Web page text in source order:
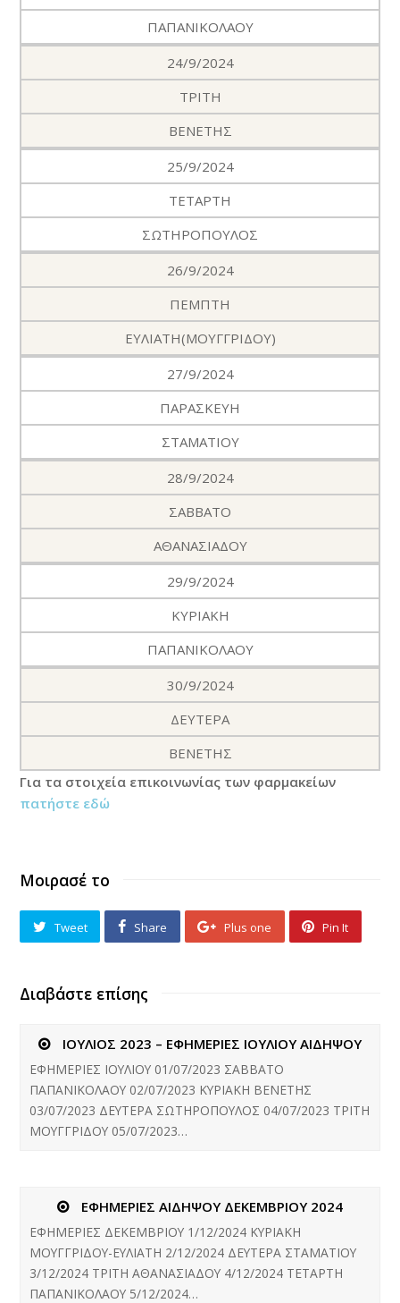
ΠΑΠΑΝΙΚΟΛΑΟΥ
24/9/2024
ΤΡΙΤΗ
ΒΕΝΕΤΗΣ
25/9/2024
ΤΕΤΑΡΤΗ
ΣΩΤΗΡΟΠΟΥΛΟΣ
26/9/2024
ΠΕΜΠΤΗ
ΕΥΛΙΑΤΗ(ΜΟΥΓΓΡΙΔΟΥ)
27/9/2024
ΠΑΡΑΣΚΕΥΗ
ΣΤΑΜΑΤΙΟΥ
28/9/2024
ΣΑΒΒΑΤΟ
ΑΘΑΝΑΣΙΑΔΟΥ
29/9/2024
ΚΥΡΙΑΚΗ
ΠΑΠΑΝΙΚΟΛΑΟΥ
30/9/2024
ΔΕΥΤΕΡΑ
ΒΕΝΕΤΗΣ
Για τα στοιχεία επικοινωνίας των φαρμακείων
πατήστε εδώ
Μοιρασέ το
Tweet Share Plus one Pin It
Διαβάστε επίσης
ΙΟΥΛΙΟΣ 2023 – ΕΦΗΜΕΡΙΕΣ ΙΟΥΛΙΟΥ ΑΙΔΗΨΟΥ
ΕΦΗΜΕΡΙΕΣ ΙΟΥΛΙΟΥ 01/07/2023 ΣΑΒΒΑΤΟ
ΠΑΠΑΝΙΚΟΛΑΟΥ 02/07/2023 ΚΥΡΙΑΚΗ ΒΕΝΕΤΗΣ
03/07/2023 ΔΕΥΤΕΡΑ ΣΩΤΗΡΟΠΟΥΛΟΣ 04/07/2023 ΤΡΙΤΗ
ΜΟΥΓΓΡΙΔΟΥ 05/07/2023…
ΕΦΗΜΕΡΙΕΣ ΑΙΔΗΨΟΥ ΔΕΚΕΜΒΡΙΟΥ 2024
ΕΦΗΜΕΡΙΕΣ ΔΕΚΕΜΒΡΙΟΥ 1/12/2024 ΚΥΡΙΑΚΗ
ΜΟΥΓΓΡΙΔΟΥ-ΕΥΛΙΑΤΗ 2/12/2024 ΔΕΥΤΕΡΑ ΣΤΑΜΑΤΙΟΥ
3/12/2024 ΤΡΙΤΗ ΑΘΑΝΑΣΙΑΔΟΥ 4/12/2024 ΤΕΤΑΡΤΗ
ΠΑΠΑΝΙΚΟΛΑΟΥ 5/12/2024…